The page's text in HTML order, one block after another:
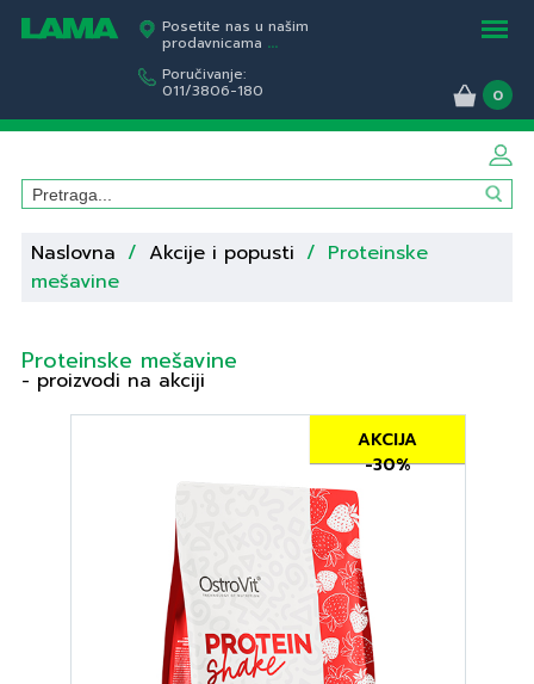
Posetite nas u našim
prodavnicama ...
Poručivanje:
011/3806-180 0
Naslovna / Akcije i popusti / Proteinske
mešavine
Proteinske mešavine
- proizvodi na akciji
AKCIJA
-30%